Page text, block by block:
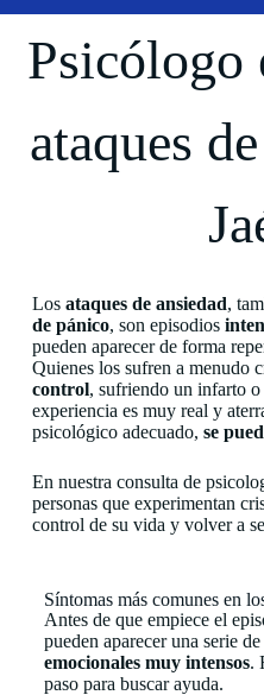
Psicólogo
ataques
Los ataques de ansiedad,
de pánico, son episodios
pueden aparecer de forma
Quienes los sufren a menudo
control, sufriendo un infarto
experiencia es muy real y
psicológico adecuado, se
En nuestra consulta de
personas que experimentan
control de su vida y volver a
Síntomas más comunes en
Antes de que empiece el
pueden aparecer una serie de
emocionales muy intensos.
paso para buscar ayuda.